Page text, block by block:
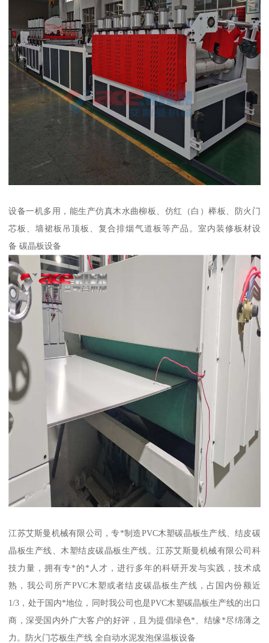
设备一机多用，能生产仿真木水曲柳板、仿红（白）榉板、防火门
芯板、墙裙板吊顶板、复合排烟气道板等产品。室内装修板材设
备 碳晶板设备
江苏艾斯曼机械有限公司，专*制造PVC木塑碳晶板生产线、结皮碳
晶板生产线、木塑结皮碳晶板生产线。江苏艾斯曼机械有限公司科
技力量，拥有专*的*人才，进行多年的科研开发与实践，技术成
熟，我公司所产PVC木塑或者结皮碳晶板生产线，占国内份额近
1/3，处于国内*地位，同时我公司也是PVC木塑碳晶板生产线的出口
商，深受国内外广大客户的好评，且为提倡绿色*、结缘*尽绵薄之
力。防火门芯板生产线 全自动水泥发泡保温板设备